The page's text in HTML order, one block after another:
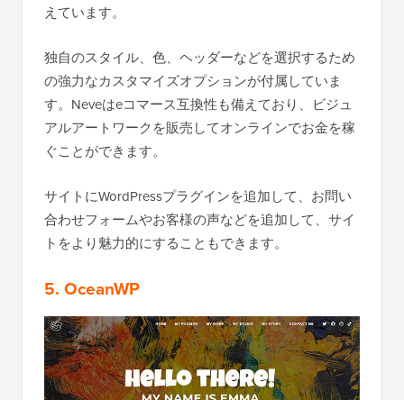
えています。
独自のスタイル、色、ヘッダーなどを選択するため
の強力なカスタマイズオプションが付属していま
す。Neveはeコマース互換性も備えており、ビジュ
アルアートワークを販売してオンラインでお金を稼
ぐことができます。
サイトにWordPressプラグインを追加して、お問い
合わせフォームやお客様の声などを追加して、サイ
トをより魅力的にすることもできます。
5. OceanWP